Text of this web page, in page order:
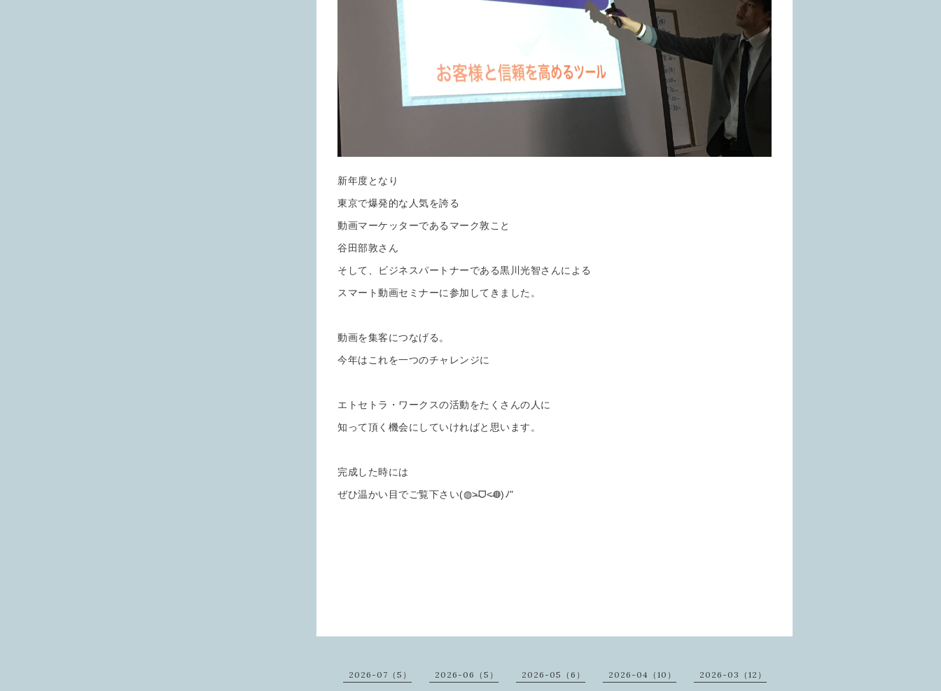
新年度となり
東京で爆発的な人気を誇る
動画マーケッターであるマーク敦こと
谷田部敦さん
そして、ビジネスパートナーである黒川光智さんによる
スマート動画セミナーに参加してきました。
動画を集客につなげる。
今年はこれを一つのチャレンジに
エトセトラ・ワークスの活動をたくさんの人に
知って頂く機会にしていければと思います。
完成した時には
ぜひ温かい目でご覧下さい(◍˃̶ᗜ˂̶◍)ﾉ"
2026-07（5） 2026-06（5） 2026-05（6） 2026-04（10） 2026-03（12）